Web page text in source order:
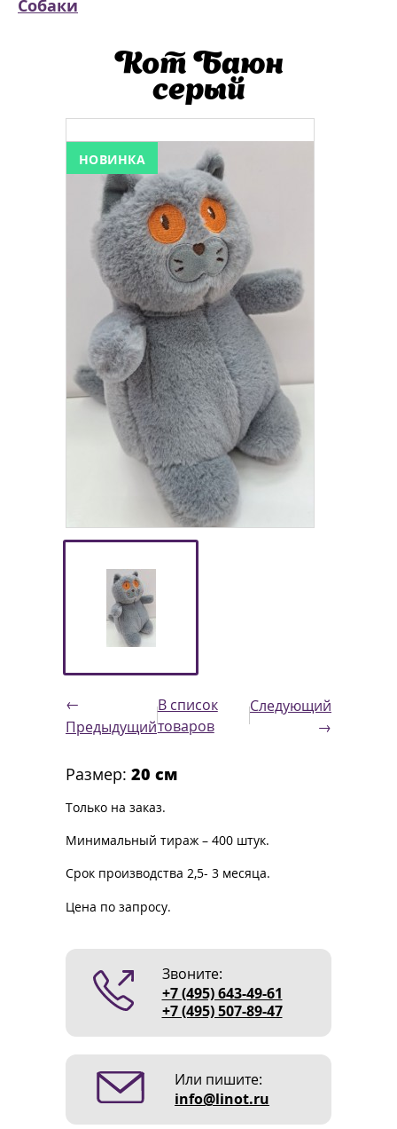
Собаки
Кот Баюн
серый
НОВИНКА
←
Предыдущий
В список
товаров
Следующий
→
Размер: 20 см
Только на заказ.
Минимальный тираж – 400 штук.
Срок производства 2,5- 3 месяца.
Цена по запросу.
Звоните:
+7 (495) 643-49-61
+7 (495) 507-89-47
Или пишите:
info@linot.ru